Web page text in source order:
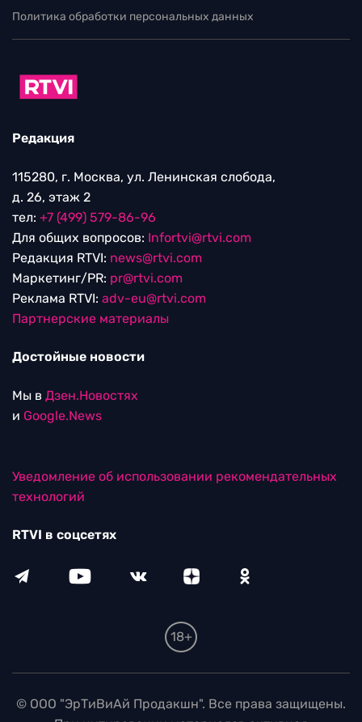
Политика обработки персональных данных
Редакция
115280, г. Москва, ул. Ленинская слобода,
д. 26, этаж 2
тел: +7 (499) 579-86-96
Для общих вопросов: Infortvi@rtvi.com
Редакция RTVI: news@rtvi.com
Маркетинг/PR: pr@rtvi.com
Реклама RTVI: adv-eu@rtvi.com
Партнерские материалы
Достойные новости
Мы в Дзен.Новостях
и Google.News
Уведомление об использовании рекомендательных
технологий
RTVI в соцсетях
18+
© ООО "ЭрТиВиАй Продакшн". Все права защищены.